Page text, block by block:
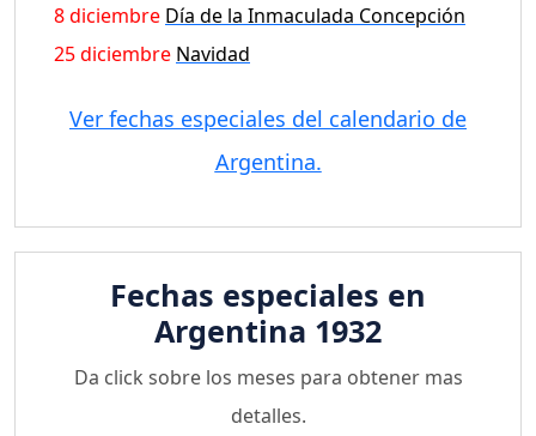
8 diciembre Día de la Inmaculada Concepción
25 diciembre Navidad
Ver fechas especiales del calendario de
Argentina.
Fechas especiales en
Argentina 1932
Da click sobre los meses para obtener mas
detalles.